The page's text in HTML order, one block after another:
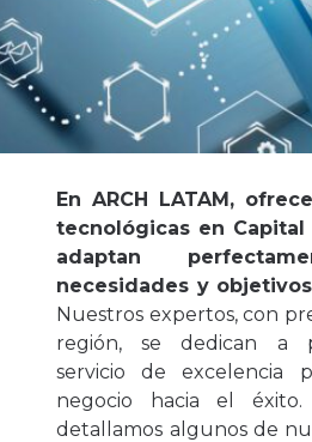
En ARCH LATAM,
tecnológicas en Capital
adaptan
necesidades y
Nuestros expertos, con
región, se dedican a
servicio de excelencia
negocio hacia el éxito.
detallamos algunos de